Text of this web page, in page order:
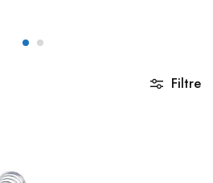
Filtre